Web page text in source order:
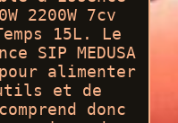
2200W 7cv
15L. Le
SIP MEDUSA
pour alimenter
et de
donc